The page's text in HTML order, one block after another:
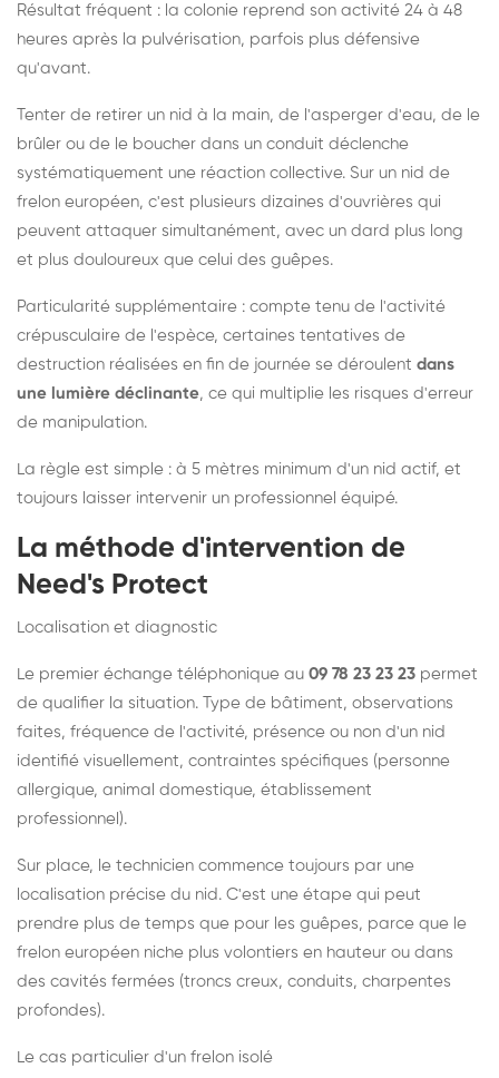
Résultat fréquent : la colonie reprend son activité 24 à 48
heures après la pulvérisation, parfois plus défensive
qu'avant.
Tenter de retirer un nid à la main, de l'asperger d'eau, de le
brûler ou de le boucher dans un conduit déclenche
systématiquement une réaction collective. Sur un nid de
frelon européen, c'est plusieurs dizaines d'ouvrières qui
peuvent attaquer simultanément, avec un dard plus long
et plus douloureux que celui des guêpes.
Particularité supplémentaire : compte tenu de l'activité
crépusculaire de l'espèce, certaines tentatives de
destruction réalisées en fin de journée se déroulent dans
une lumière déclinante, ce qui multiplie les risques d'erreur
de manipulation.
La règle est simple : à 5 mètres minimum d'un nid actif, et
toujours laisser intervenir un professionnel équipé.
La méthode d'intervention de
Need's Protect
Localisation et diagnostic
Le premier échange téléphonique au 09 78 23 23 23 permet
de qualifier la situation. Type de bâtiment, observations
faites, fréquence de l'activité, présence ou non d'un nid
identifié visuellement, contraintes spécifiques (personne
allergique, animal domestique, établissement
professionnel).
Sur place, le technicien commence toujours par une
localisation précise du nid. C'est une étape qui peut
prendre plus de temps que pour les guêpes, parce que le
frelon européen niche plus volontiers en hauteur ou dans
des cavités fermées (troncs creux, conduits, charpentes
profondes).
Le cas particulier d'un frelon isolé